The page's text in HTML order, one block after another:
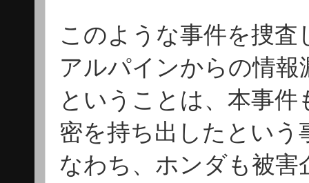
このような事件を捜
アルパインからの情
ということは、本事
密を持ち出したとい
なわち、ホンダも被